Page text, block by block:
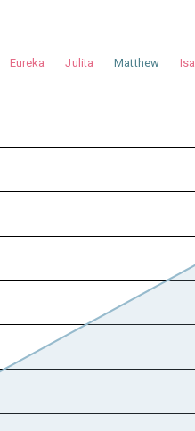
Eureka Julita Matthew